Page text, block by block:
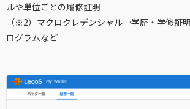
ルや単位ごとの履修証明
（※2）マクロクレデンシャル…学歴・学修証
ログラムなど